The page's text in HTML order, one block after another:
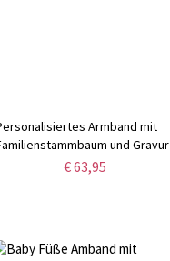
Armband mit
und Gravur
€ 63,95